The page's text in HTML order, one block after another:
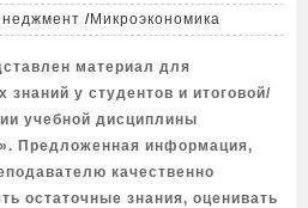
/Микроэкономика
материал для
знаний у студентов и итоговой/
учебной дисциплины
Предложенная информация,
качественно
остаточные знания, оценивать